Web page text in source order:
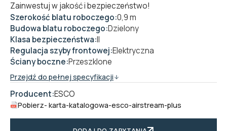
Zainwestuj w jakość i bezpieczeństwo!
Szerokość blatu roboczego:0,9 m
Budowa blatu roboczego:Dzielony
Klasa bezpieczeństwa:II
Regulacja szyby frontowej:Elektryczna
Ściany boczne:Przeszklone
Przejdź do pełnej specyfikacji
Producent:ESCO
Pobierz- karta-katalogowa-esco-airstream-plus